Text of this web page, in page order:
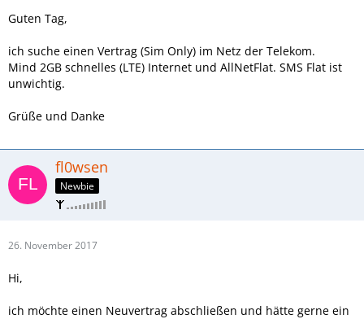
Guten Tag,
ich suche einen Vertrag (Sim Only) im Netz der Telekom.
Mind 2GB schnelles (LTE) Internet und AllNetFlat. SMS Flat ist
unwichtig.
Grüße und Danke
fl0wsen
Newbie
26. November 2017
Hi,
ich möchte einen Neuvertrag abschließen und hätte gerne ein